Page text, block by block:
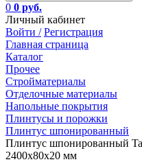
0 0 руб.
Личный кабинет
Войти / Регистрация
Главная страница
Каталог
Прочее
Стройматериалы
Отделочные материалы
Напольные покрытия
Плинтусы и порожки
Плинтус шпонированный
Плинтус шпонированный
2400х80х20 мм